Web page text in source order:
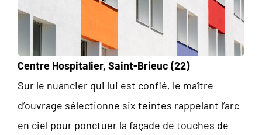
Centre Hospitalier, Saint-Brieuc (22)
Sur le nuancier qui lui est confié, le maître
d’ouvrage sélectionne six teintes rappelant l’arc
en ciel pour ponctuer la façade de touches de